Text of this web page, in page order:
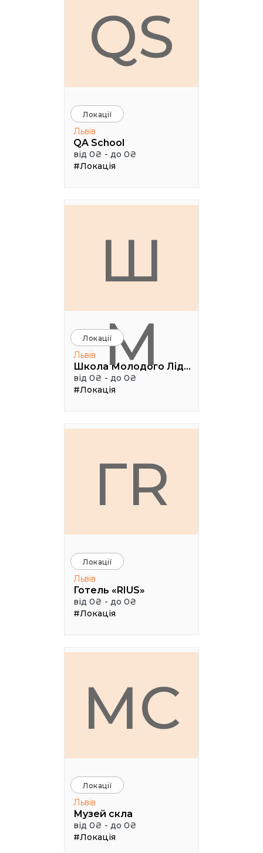
QS
Локації
Львів
QA School
від 0₴ - до 0₴
#Локація
Ш
М
Локації
Львів
Школа Молодого Лідера
від 0₴ - до 0₴
#Локація
ГR
Локації
Львів
Готель «RIUS»
від 0₴ - до 0₴
#Локація
МС
Локації
Львів
Музей скла
від 0₴ - до 0₴
#Локація